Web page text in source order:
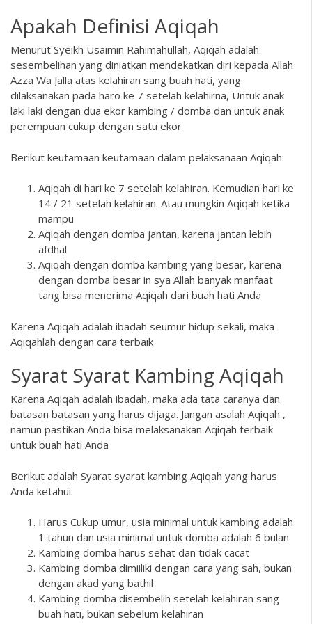
Apakah Definisi Aqiqah
Menurut Syeikh Usaimin Rahimahullah, Aqiqah adalah
sesembelihan yang diniatkan mendekatkan diri kepada Allah
Azza Wa Jalla atas kelahiran sang buah hati, yang
dilaksanakan pada haro ke 7 setelah kelahirna, Untuk anak
laki laki dengan dua ekor kambing / domba dan untuk anak
perempuan cukup dengan satu ekor
Berikut keutamaan keutamaan dalam pelaksanaan Aqiqah:
Aqiqah di hari ke 7 setelah kelahiran. Kemudian hari ke
14 / 21 setelah kelahiran. Atau mungkin Aqiqah ketika
mampu
Aqiqah dengan domba jantan, karena jantan lebih
afdhal
Aqiqah dengan domba kambing yang besar, karena
dengan domba besar in sya Allah banyak manfaat
tang bisa menerima Aqiqah dari buah hati Anda
Karena Aqiqah adalah ibadah seumur hidup sekali, maka
Aqiqahlah dengan cara terbaik
Syarat Syarat Kambing Aqiqah
Karena Aqiqah adalah ibadah, maka ada tata caranya dan
batasan batasan yang harus dijaga. Jangan asalah Aqiqah ,
namun pastikan Anda bisa melaksanakan Aqiqah terbaik
untuk buah hati Anda
Berikut adalah Syarat syarat kambing Aqiqah yang harus
Anda ketahui:
Harus Cukup umur, usia minimal untuk kambing adalah
1 tahun dan usia minimal untuk domba adalah 6 bulan
Kambing domba harus sehat dan tidak cacat
Kambing domba dimiiliki dengan cara yang sah, bukan
dengan akad yang bathil
Kambing domba disembelih setelah kelahiran sang
buah hati, bukan sebelum kelahiran